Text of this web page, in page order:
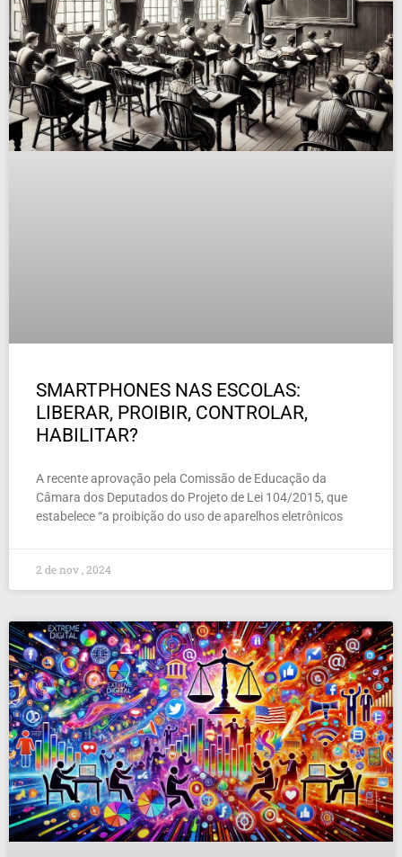
SMARTPHONES NAS ESCOLAS:
LIBERAR, PROIBIR, CONTROLAR,
HABILITAR?
A recente aprovação pela Comissão de Educação da
Câmara dos Deputados do Projeto de Lei 104/2015, que
estabelece “a proibição do uso de aparelhos eletrônicos
2 de nov , 2024